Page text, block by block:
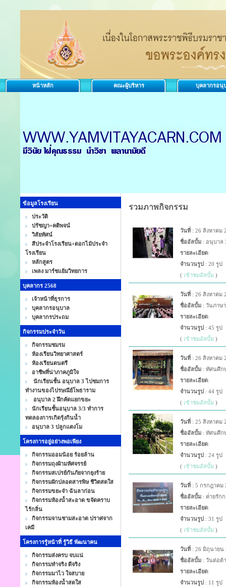
หน้าหลัก คณะผู้บริหาร บุคลากรอนุ
ข้อมูลโรงเรียน
ประวัติ
ปรัชญา+คติพจน์
วิสัยทัศน์
สีประจำโรงเรียน+ดอกไม้ประจำ
โรงเรียน
หลักสูตร
เพลง มาร์ชแย้มวิทยการ
บุคลากร 2568
เจ้าหน้าที่ธุรการ
บุคลากรอนุบาล
บุคลากรประถม
กิจกรรมประจำวัน
กิจกรรมชมรม
ห้องเรียนวิทยาศาสตร์
ห้องเรียนดนตรี
อาชีพที่น่าภาคภูมิใจ
นักเรียนชั้น อนุบาล 3 ไปชมการ
ทำงานของไปรษณีย์โพธาราม
อนุบาล 2 ฝึกคัดแยกขยะ
นักเรียนชั้นอนุบาล 3/3 ทำการ
ทดลองการเกิดรุ้งกินน้ำ
อนุบาล 3 ปลูกแตงโม
โครงการอยู่อย่างพอเพียง
กิจกรรมออมน้อย ร้อยล้าน
กิจกรรมถุงผ้ามหัศจรรย์
กิจกรรมสเปรย์กันภัยจากยุงร้าย
กิจกรรมผักปลอดสารพิษ ชีวิตสดใส
กิจกรรมขยะจ๋า ฉันลาก่อน
กิจกรรมห้องน้ำสะอาด ขจัดคราบ
ไร้กลิ่น
กิจกรรมจานชามสะอาด ปราศจาก
เคมี
โครงการรู้หน้าที่ รู้วิธี พัฒนาคน
กิจกรรมส่งครบ จบแน่
กิจกรรมทำจริง ดีจริง
กิจกรรมมาไว ใจสบาย
กิจกรรมห้องน้ำสดใส
รวมภาพกิจกรรม
วันที่ : 26 สิงหาคม
ชื่ออัลบั้ม : อนุบาล
รายละเอียด:
จำนวนรูป : 20 รูป
( เข้าชมอัลบั้ม )
วันที่ : 26 สิงหาคม
ชื่ออัลบั้ม : วันภาษ
รายละเอียด:
จำนวนรูป : 45 รูป
( เข้าชมอัลบั้ม )
วันที่ : 26 สิงหาคม
ชื่ออัลบั้ม : ทัศนศึก
รายละเอียด:
จำนวนรูป : 44 รูป
( เข้าชมอัลบั้ม )
วันที่ : 25 สิงหาคม
ชื่ออัลบั้ม : ทัศนศึก
รายละเอียด:
จำนวนรูป : 24 รูป
( เข้าชมอัลบั้ม )
วันที่ : 5 กรกฎาคม
ชื่ออัลบั้ม : ค่่ายรัก
รายละเอียด:
จำนวนรูป : 31 รูป
( เข้าชมอัลบั้ม )
วันที่ : 26 มิถุนายน
ชื่ออัลบั้ม : วันต่อต้
รายละเอียด:
จำนวนรูป : 11 รูป